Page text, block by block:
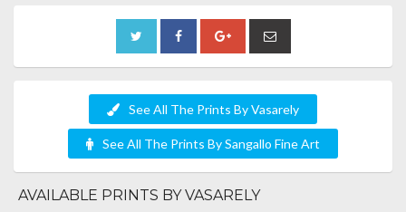
See All The Prints By Vasarely
See All The Prints By Sangallo Fine Art
AVAILABLE PRINTS BY VASARELY